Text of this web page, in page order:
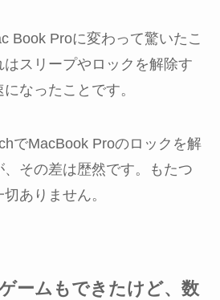
Book Proに変わって驚いたこ
はスリープやロックを解除す
なったことです。
でMacBook Proのロックを解
、その差は歴然です。もたつ
ありません。
ームもできたけど、数